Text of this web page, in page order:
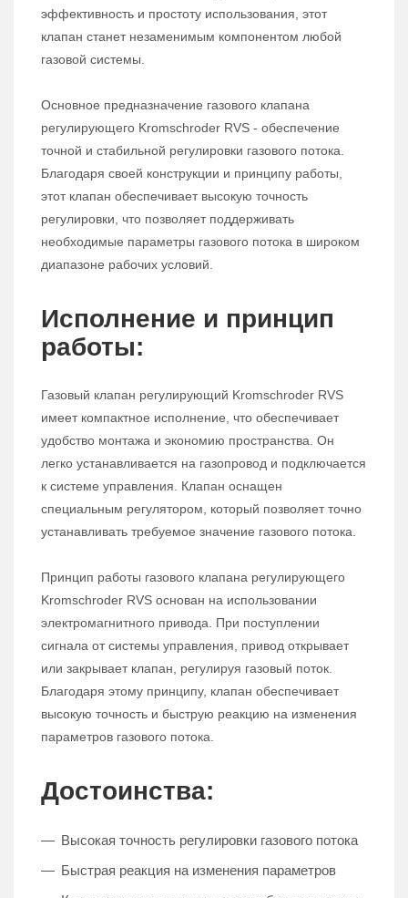
эффективность и простоту использования, этот
клапан станет незаменимым компонентом любой
газовой системы.
Основное предназначение газового клапана
регулирующего Kromschroder RVS - обеспечение
точной и стабильной регулировки газового потока.
Благодаря своей конструкции и принципу работы,
этот клапан обеспечивает высокую точность
регулировки, что позволяет поддерживать
необходимые параметры газового потока в широком
диапазоне рабочих условий.
Исполнение и принцип
работы:
Газовый клапан регулирующий Kromschroder RVS
имеет компактное исполнение, что обеспечивает
удобство монтажа и экономию пространства. Он
легко устанавливается на газопровод и подключается
к системе управления. Клапан оснащен
специальным регулятором, который позволяет точно
устанавливать требуемое значение газового потока.
Принцип работы газового клапана регулирующего
Kromschroder RVS основан на использовании
электромагнитного привода. При поступлении
сигнала от системы управления, привод открывает
или закрывает клапан, регулируя газовый поток.
Благодаря этому принципу, клапан обеспечивает
высокую точность и быструю реакцию на изменения
параметров газового потока.
Достоинства:
Высокая точность регулировки газового потока
Быстрая реакция на изменения параметров